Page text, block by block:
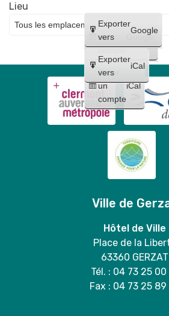
Créer
un
compte
Google
Créer
un
compte
iCal
Exporter
vers
Google
Exporter
vers
iCal
Lieu
Ville de
Hôtel de Ville
Place de la
63360 GERZAT
Tél. : 04 73 25 00
Fax : 04 73 25 89